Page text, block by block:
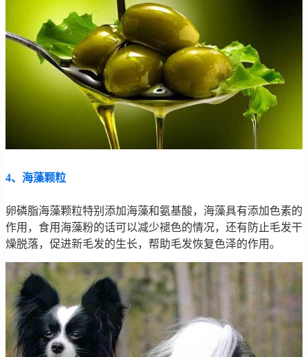
4、海藻颗粒
卵磷脂海藻颗粒特别添加海藻和氨基酸，海藻具有添加色素的
作用，食用海藻粉的话可以减少褪色的情况，还有防止毛发干
燥脱落，促进新毛发的生长，帮助毛发恢复色泽的作用。